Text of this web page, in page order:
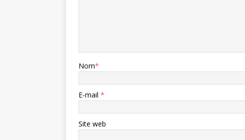
Nom*
E-mail *
Site web